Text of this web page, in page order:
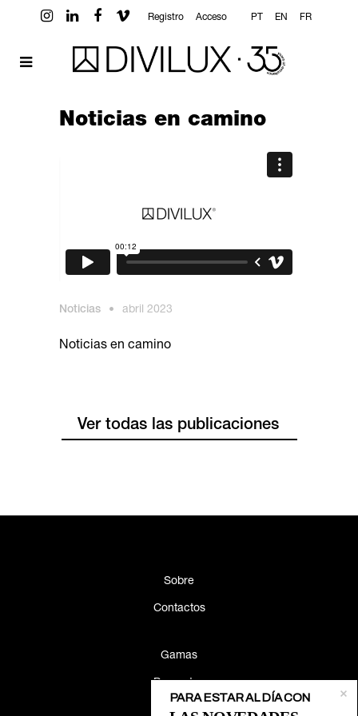
Registro Acceso PT EN FR
Noticias en camino
Noticias • abril 2023
Noticias en camino
Ver todas las publicaciones
Sobre
Contactos
Gamas
Proyectos
Catálogos
PARA ESTAR AL DÍA CON